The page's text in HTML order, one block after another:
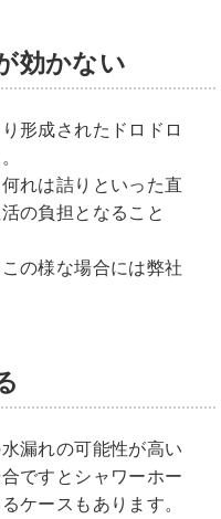
効かない
形成されたドロドロ
れは詰りといった直
の負担となること
の様な場合には弊社
漏れの可能性が高い
ですとシャワーホー
ケースもあります。